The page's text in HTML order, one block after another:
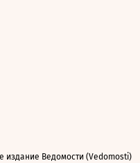
издание Ведомости (Vedomosti)